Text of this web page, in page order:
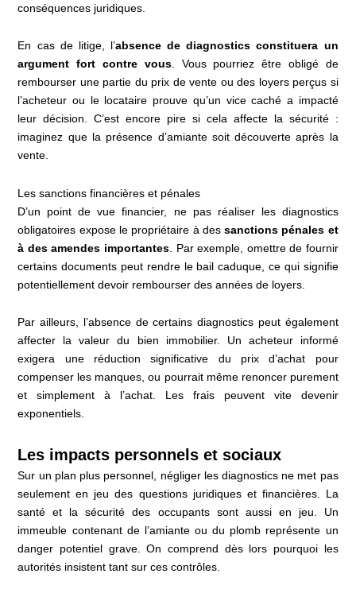
conséquences juridiques.
En cas de litige, l’absence de diagnostics constituera un
argument fort contre vous. Vous pourriez être obligé de
rembourser une partie du prix de vente ou des loyers perçus si
l’acheteur ou le locataire prouve qu’un vice caché a impacté
leur décision. C’est encore pire si cela affecte la sécurité :
imaginez que la présence d’amiante soit découverte après la
vente.
Les sanctions financières et pénales
D’un point de vue financier, ne pas réaliser les diagnostics
obligatoires expose le propriétaire à dessanctions pénales et
à des amendes importantes. Par exemple, omettre de fournir
certains documents peut rendre le bail caduque, ce qui signifie
potentiellement devoir rembourser des années de loyers.
Par ailleurs, l’absence de certains diagnostics peut également
affecter la valeur du bien immobilier. Un acheteur informé
exigera une réduction significative du prix d’achat pour
compenser les manques, ou pourrait même renoncer purement
et simplement à l’achat. Les frais peuvent vite devenir
exponentiels.
Les impacts personnels et sociaux
Sur un plan plus personnel, négliger les diagnostics ne met pas
seulement en jeu des questions juridiques et financières. La
santé et la sécurité des occupants sont aussi en jeu. Un
immeuble contenant de l’amiante ou du plomb représente un
danger potentiel grave. On comprend dès lors pourquoi les
autorités insistent tant sur ces contrôles.